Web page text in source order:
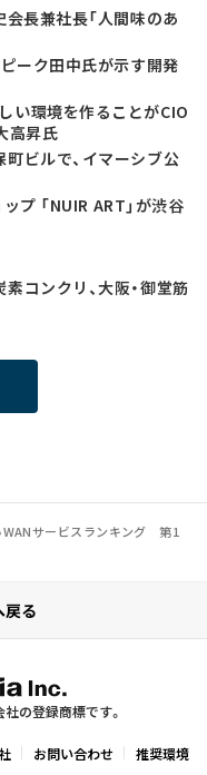
長兼社長「人間味のあ
ーク田中氏が示す開発
い環境を作ることがCIO
高昇氏
ビルで、イマーシブ公
プ 「NUIR ART」が渋谷
コンクリ、大阪・御堂筋
WANサービスランキング 第1
戻る
の登録商標です。
お問い合わせ 推奨環境